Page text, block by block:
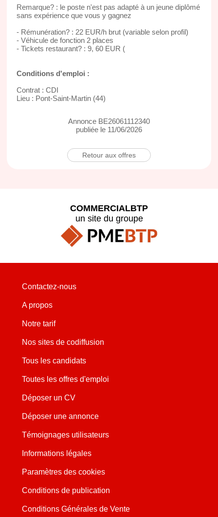
Remarque? : le poste n'est pas adapté à un jeune diplômé
sans expérience que vous y gagnez
- Rémunération? : 22 EUR/h brut (variable selon profil)
- Véhicule de fonction 2 places
- Tickets restaurant? : 9, 60 EUR (
Conditions d'emploi :
Contrat : CDI
Lieu : Pont-Saint-Martin (44)
Annonce BE26061112340
publiée le 11/06/2026
Retour aux offres
COMMERCIALBTP
un site du groupe
Contactez-nous
A propos
Notre tarif
Nos sites de codiffusion
Tous les candidats
Toutes les offres d'emploi
Déposer un CV
Déposer une annonce
Témoignages utilisateurs
Informations légales
Paramètres des cookies
Conditions de publication
Conditions Générales de Vente